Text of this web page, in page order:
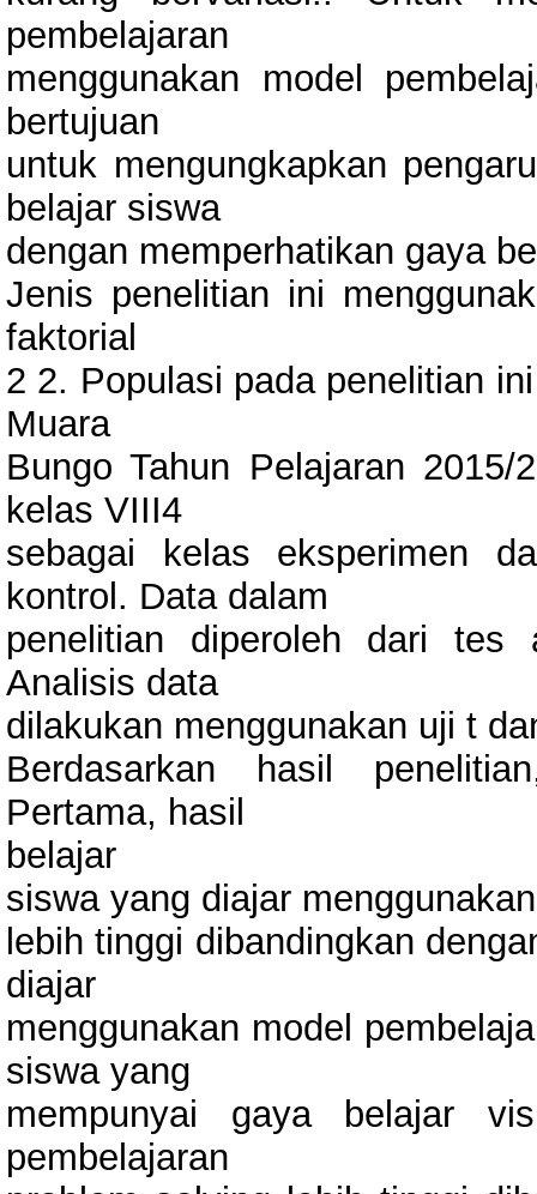
pembelajaran
menggunakan model
bertujuan
untuk mengungkapkan
belajar siswa
dengan memperhatikan gaya
Jenis penelitian ini
faktorial
2 2. Populasi pada penelitian
Muara
Bungo Tahun Pelajaran
kelas VIII4
sebagai kelas eksperimen
kontrol. Data dalam
penelitian diperoleh dari
Analisis data
dilakukan menggunakan uji t
Berdasarkan hasil
Pertama, hasil
belajar
siswa yang diajar
lebih tinggi dibandingkan
diajar
menggunakan model
siswa yang
mempunyai gaya belajar
pembelajaran